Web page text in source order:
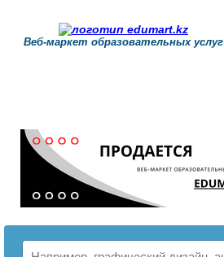
Веб-маркет образовательных услуг